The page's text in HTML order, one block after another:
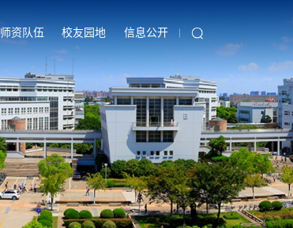
师资队伍 校友园地 信息公开